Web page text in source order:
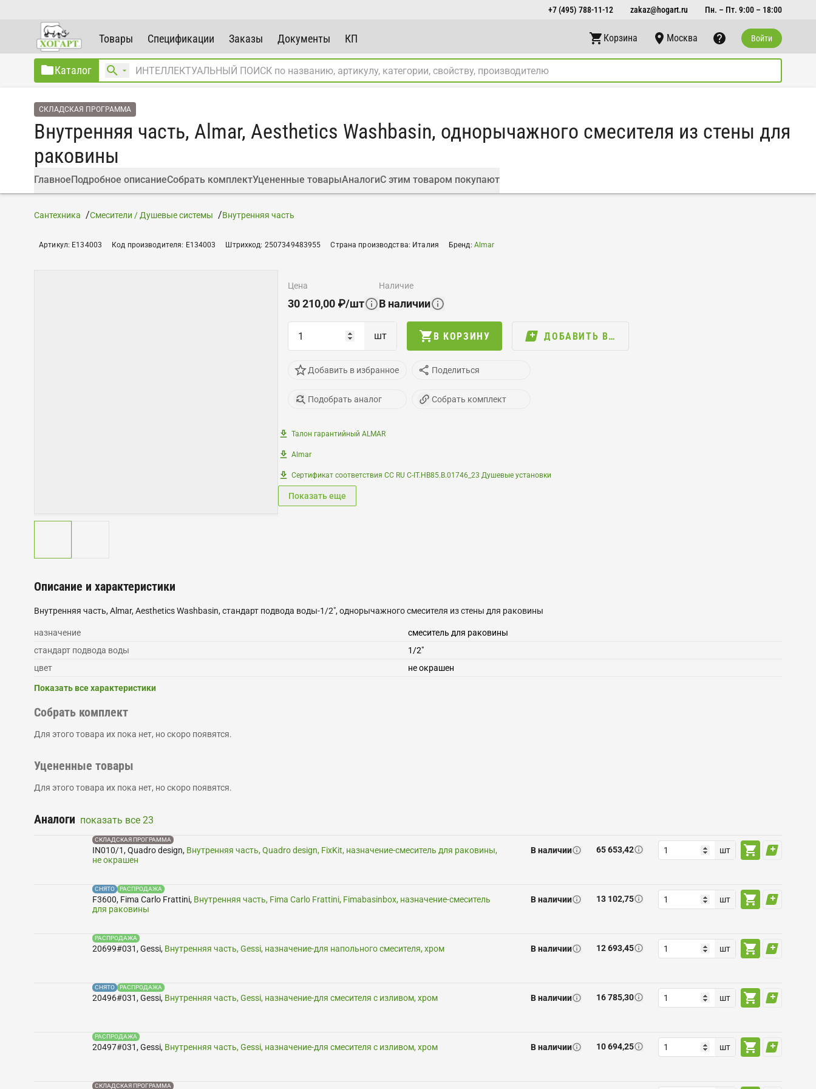
+7 (495) 788-11-12 zakaz@hogart.ru Пн. – Пт. 9:00 – 18:00
Товары Спецификации Заказы Документы КП Корзина Москва Войти
Каталог
СКЛАДСКАЯ ПРОГРАММА
Внутренняя часть, Almar, Aesthetics Washbasin, однорычажного смесителя из стены для
раковины
ГлавноеПодробное описаниеСобрать комплектУцененные товарыАналогиС этим товаром покупают
Сантехника Смесители / Душевые системы Внутренняя часть
Артикул: E134003 Код производителя: E134003 Штрихкод: 2507349483955 Страна производства: Италия Бренд: Almar
цена
30 210,00 ₽/шт
наличие
В наличии
шт В КОРЗИНУ ДОБАВИТЬ В…
Добавить в избранное Поделиться
Подобрать аналог Собрать комплект
Талон гарантийный ALMAR
Almar
Сертификат соответствия СС RU С-IT.НB85.B.01746_23 Душевые установки
Показать еще
Описание и характеристики
Внутренняя часть, Almar, Aesthetics Washbasin, стандарт подвода воды-1/2", однорычажного смесителя из стены для раковины
назначение
смеситель для раковины
стандарт подвода воды
1/2"
цвет
не окрашен
Показать все характеристики
Собрать комплект
Для этого товара их пока нет, но скоро появятся.
Уцененные товары
Для этого товара их пока нет, но скоро появятся.
Аналоги показать все 23
СКЛАДСКАЯ ПРОГРАММА
IN010/1,Quadro design, Внутренняя часть, Quadro design, FixKit, назначение-смеситель для раковины,
не окрашен
В наличии 65 653,42 шт
СНЯТО РАСПРОДАЖА
F3600, Fima Carlo Frattini, Внутренняя часть, Fima Carlo Frattini, Fimabasinbox, назначение-смеситель
для раковины
В наличии 13 102,75 шт
РАСПРОДАЖА
20699#031,Gessi, Внутренняя часть, Gessi, назначение-для напольного смесителя, хром В наличии 12 693,45 шт
СНЯТО РАСПРОДАЖА
20496#031,Gessi, Внутренняя часть, Gessi, назначение-для смесителя с изливом, хром В наличии 16 785,30 шт
РАСПРОДАЖА
20497#031,Gessi, Внутренняя часть, Gessi, назначение-для смесителя с изливом, хром В наличии 10 694,25 шт
СКЛАДСКАЯ ПРОГРАММА